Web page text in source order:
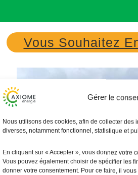
Gérer le
Nous utilisons des cookies, afin de collecter des
diverses, notamment fonctionnel, statistique et
En cliquant sur « Accepter », vous donnez votre
Vous pouvez également choisir de spécifier les
donner votre consentement. Pour ce faire, il
Vous Souhaitez